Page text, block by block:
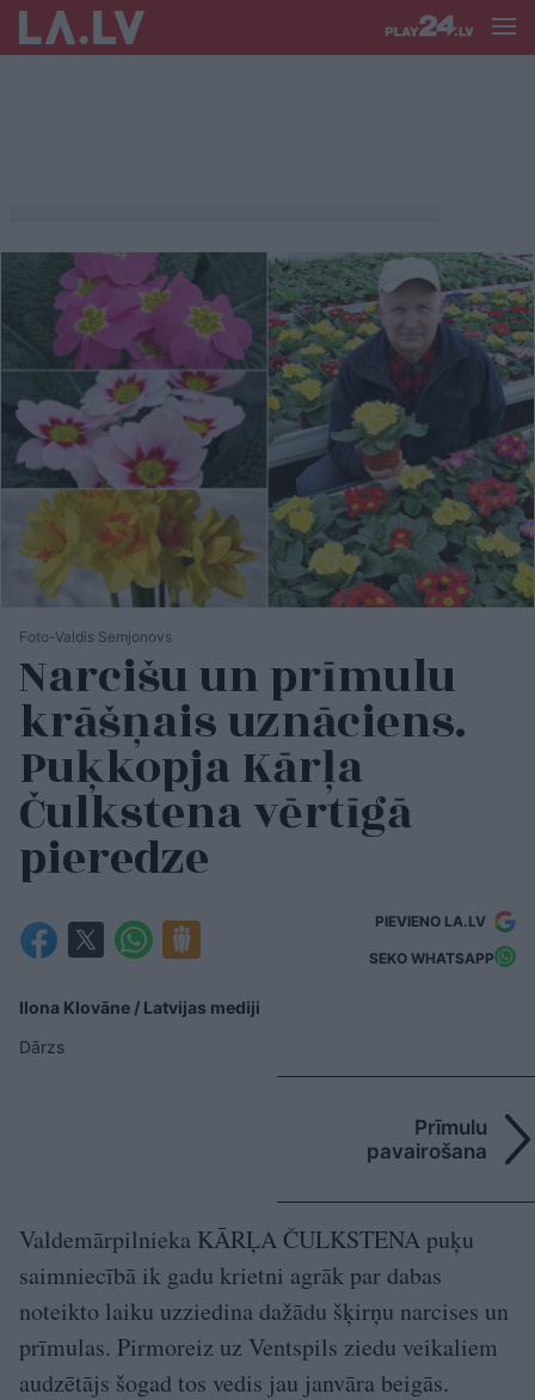
Foto-Valdis Semjonovs
Narcišu un prīmulu
krāšņais uznāciens.
Puķkopja Kārļa
Čulkstena vērtīgā
pieredze
PIEVIENO LA.LV
SEKO WHATSAPP
Ilona Klovāne / Latvijas mediji
Dārzs
Prīmulu
pavairošana
Valdemārpilnieka KĀRĻA ČULKSTENA puķu
saimniecībā ik gadu krietni agrāk par dabas
noteikto laiku uzziedina dažādu šķirņu narcises un
prīmulas. Pirmoreiz uz Ventspils ziedu veikaliem
audzētājs šogad tos vedis jau janvāra beigās.